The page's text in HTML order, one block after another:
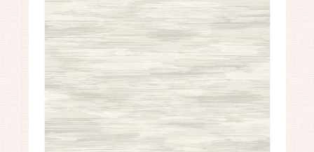
Материал покрытия:
Акриловое
Страна:США
Материал основы:Бумага
Раппорт:<>